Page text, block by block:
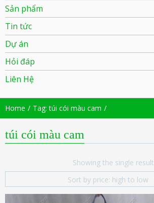
Sản phẩm
Tin tức
Dự án
Hỏi đáp
Liên Hệ
Home Tag: túi cói màu cam
túi cói màu cam
Showing the single result
Sort by price: high to low